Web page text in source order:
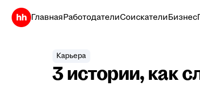
ГлавнаяРаботодателиСоискателиБизнес
Карьера
3 истории, как